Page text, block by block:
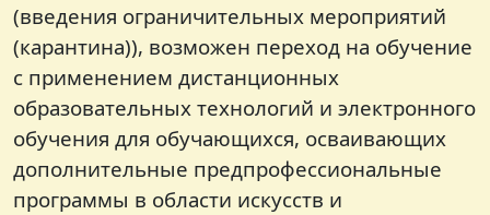
(введения ограничительных мероприятий
(карантина)), возможен переход на обучение
с применением дистанционных
образовательных технологий и электронного
обучения для обучающихся, осваивающих
дополнительные предпрофессиональные
программы в области искусств и